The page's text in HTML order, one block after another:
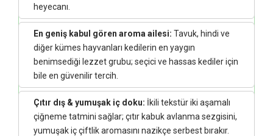
heyecanı.
En geniş kabul gören aroma ailesi: Tavuk, hindi ve
diğer kümes hayvanları kedilerin en yaygın
benimsediği lezzet grubu; seçici ve hassas kediler için
bile en güvenilir tercih.
Çıtır dış & yumuşak iç doku: İkili tekstür iki aşamalı
çiğneme tatmini sağlar; çıtır kabuk avlanma sezgisini,
yumuşak iç çiftlik aromasını nazikçe serbest bırakır.